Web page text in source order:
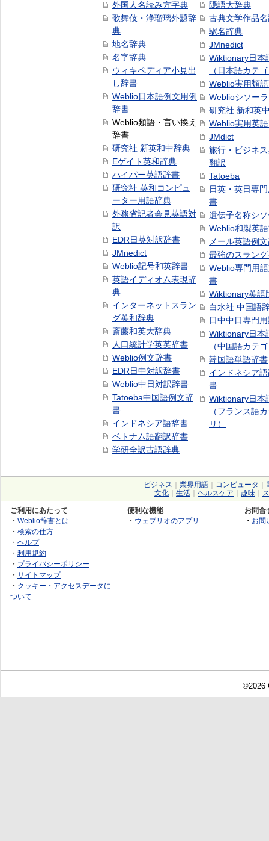
外国人名読み方字典
歌舞伎・浄瑠璃外題辞
典
地名辞典
名字辞典
ウィキペディア小見出
し辞書
Weblio日本語例文用例
辞書
Weblio類語・言い換え
辞書
研究社 新英和中辞典
Eゲイト英和辞典
ハイパー英語辞書
研究社 英和コンピュ
ーター用語辞典
外務省記者会見英語対
訳
EDR日英対訳辞書
JMnedict
Weblio記号和英辞書
英語イディオム表現辞
典
インターネットスラン
グ英和辞典
斎藤和英大辞典
人口統計学英英辞書
Weblio例文辞書
EDR日中対訳辞書
Weblio中日対訳辞書
Tatoeba中国語例文辞
書
インドネシア語辞書
ベトナム語翻訳辞書
学研全訳古語辞典
隠語大辞典
古典文学作品
駅名辞典
JMnedict
Wiktionary日本
（日本語カテ
Weblio実用類
Weblioシソー
研究社 新和英
Weblio実用英
JMdict
旅行・ビジネ
翻訳
Tatoeba
日英・英日専
書
遺伝子名称シ
Weblio和製英
メール英語例
最強のスラン
Weblio専門用
書
Wiktionary英語
白水社 中国語
日中中日専門
Wiktionary日本
（中国語カテ
韓国語単語辞書
インドネシア
書
Wiktionary日本
（フランス語
リ）
ビジネス 業界用語 コンピュータ
文化
生活 ヘルスケア 趣味
ご利用にあたって
・ Weblio辞書とは
・ 検索の仕方
・ ヘルプ
・ 利用規約
・ プライバシーポリシー
・ サイトマップ
・ クッキー・アクセスデータに
ついて
便利な機能
・ ウェブリオのアプリ
お問合
・ お問
©2026